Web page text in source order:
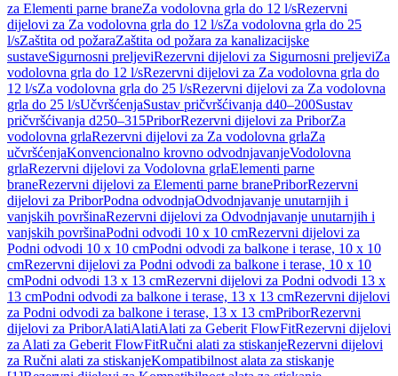
za Elementi parne braneZa vodolovna grla do 12 l/sRezervni
dijelovi za Za vodolovna grla do 12 l/sZa vodolovna grla do 25
l/sZaštita od požaraZaštita od požara za kanalizacijske
sustaveSigurnosni preljeviRezervni dijelovi za Sigurnosni preljeviZa
vodolovna grla do 12 l/sRezervni dijelovi za Za vodolovna grla do
12 l/sZa vodolovna grla do 25 l/sRezervni dijelovi za Za vodolovna
grla do 25 l/sUčvršćenjaSustav pričvršćivanja d40–200Sustav
pričvršćivanja d250–315PriborRezervni dijelovi za PriborZa
vodolovna grlaRezervni dijelovi za Za vodolovna grlaZa
učvršćenjaKonvencionalno krovno odvodnjavanjeVodolovna
grlaRezervni dijelovi za Vodolovna grlaElementi parne
braneRezervni dijelovi za Elementi parne branePriborRezervni
dijelovi za PriborPodna odvodnjaOdvodnjavanje unutarnjih i
vanjskih površinaRezervni dijelovi za Odvodnjavanje unutarnjih i
vanjskih površinaPodni odvodi 10 x 10 cmRezervni dijelovi za
Podni odvodi 10 x 10 cmPodni odvodi za balkone i terase, 10 x 10
cmRezervni dijelovi za Podni odvodi za balkone i terase, 10 x 10
cmPodni odvodi 13 x 13 cmRezervni dijelovi za Podni odvodi 13 x
13 cmPodni odvodi za balkone i terase, 13 x 13 cmRezervni dijelovi
za Podni odvodi za balkone i terase, 13 x 13 cmPriborRezervni
dijelovi za PriborAlatiAlatiAlati za Geberit FlowFitRezervni dijelovi
za Alati za Geberit FlowFitRučni alati za stiskanjeRezervni dijelovi
za Ručni alati za stiskanjeKompatibilnost alata za stiskanje